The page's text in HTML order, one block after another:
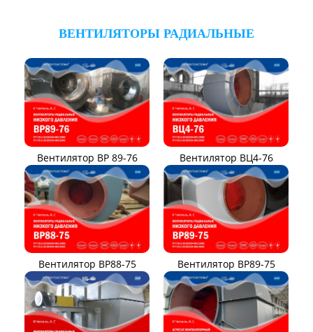
ВЕНТИЛЯТОРЫ РАДИАЛЬНЫЕ
Вентилятор ВР 89-76 Вентилятор ВЦ4-76
Вентилятор ВР88-75 Вентилятор ВР89-75